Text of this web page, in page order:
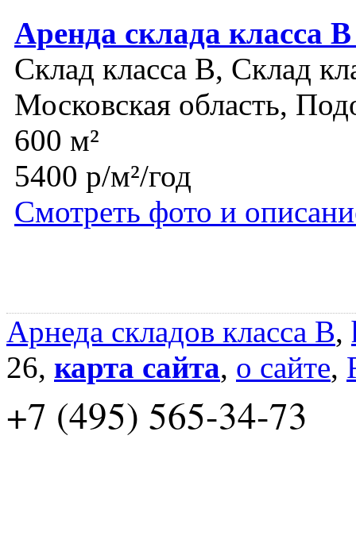
Аренда склада класса
Склад класса B, Склад
Московская область,
600 м²
5400 р/м²/год
Смотреть фото и
Арнеда складов класса B,
26, карта сайта, о сайте,
+7 (495) 565-34-73